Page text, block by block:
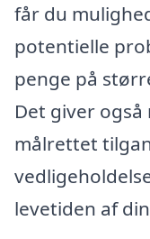
får du
potentielle
penge på
Det giver
målrettet
levetiden af